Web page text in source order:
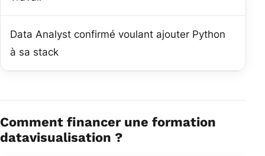
Data Analyst confirmé voulant ajouter Python
à sa stack
Comment financer une formation
datavisualisation ?